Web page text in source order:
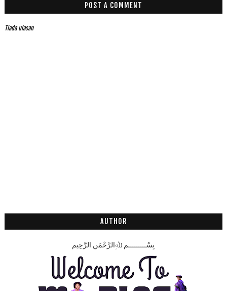
POST A COMMENT
Tiada ulasan
AUTHOR
بِسْـــــــــمِ ﷲِالرَّحْمَنِ الرَّحِيم